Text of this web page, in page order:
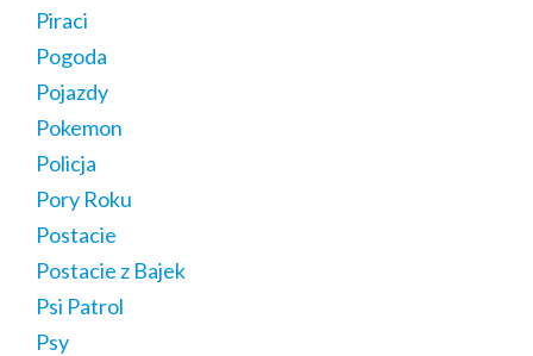
Piraci
Pogoda
Pojazdy
Pokemon
Policja
Pory Roku
Postacie
Postacie z Bajek
Psi Patrol
Psy